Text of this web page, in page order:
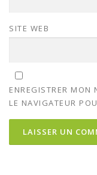
SITE WEB
ENREGISTRER
LE NAVIGATEUR